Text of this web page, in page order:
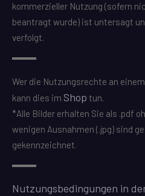
kommerzieller Nutzung (sofern
beantragt wurde) ist untersagt
verfolgt.
Wer die Nutzungsrechte an
kann dies im Shop tun.
*Alle Bilder erhalten Sie als .pdf
wenigen Ausnahmen (.jpg) sind
gekennzeichnet.
Nutzungsbedingungen in